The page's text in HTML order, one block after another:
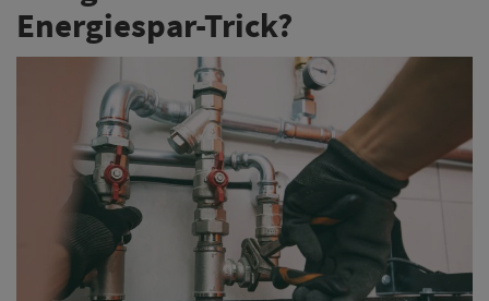
Energiespar-Trick?